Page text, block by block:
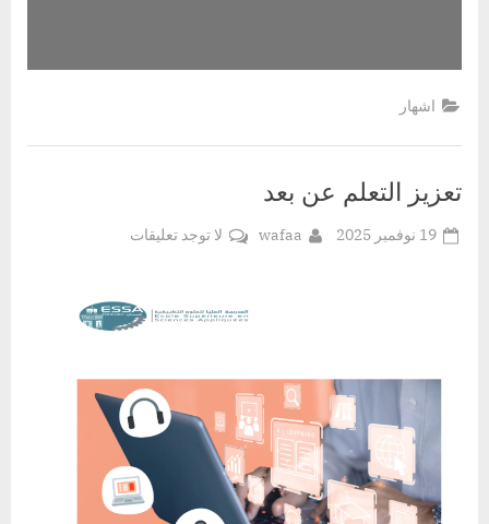
اشهار
تعزيز التعلم عن بعد
Posted
19 نوفمبر 2025 By
wafaa لا توجد تعليقاتعلى
عن
بعد